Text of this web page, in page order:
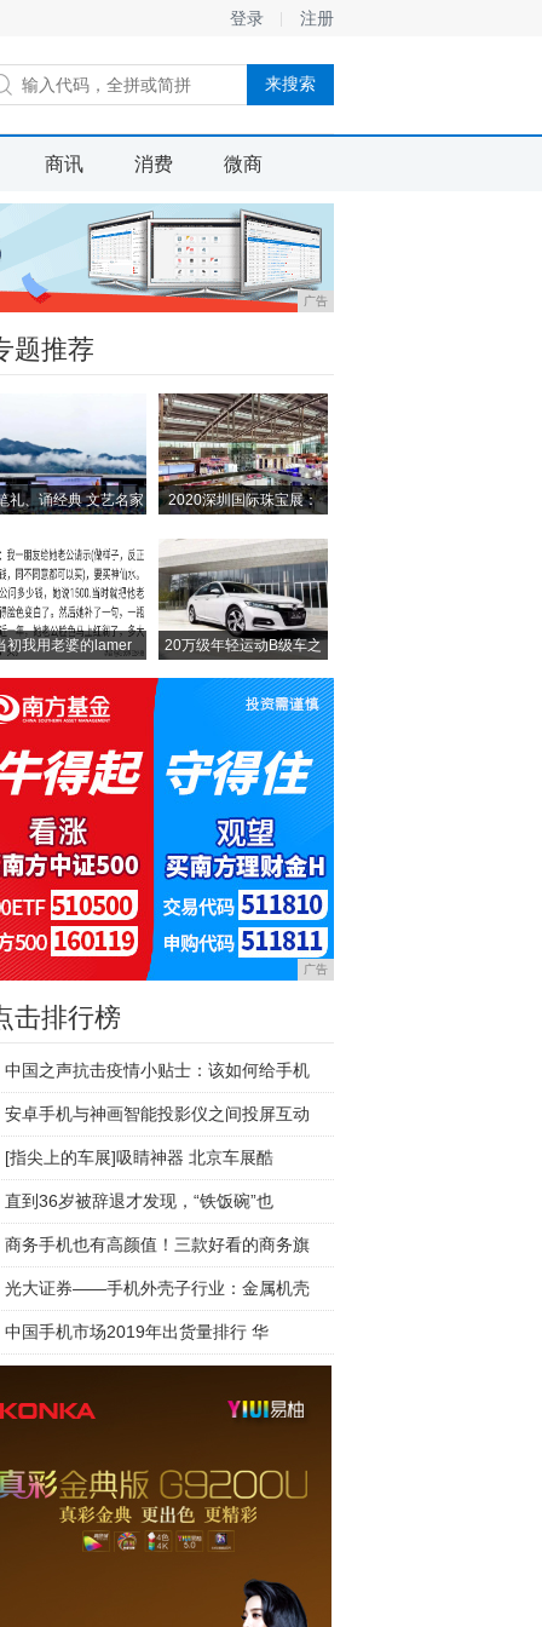
登录 注册
商讯 消费 微商
广告
题推荐
礼、诵经典 文艺名家 2020深圳国际珠宝展：
初我用老婆的lamer 20万级年轻运动B级车之
广告
击排行榜
中国之声抗击疫情小贴士：该如何给手机
安卓手机与神画智能投影仪之间投屏互动
[指尖上的车展]吸睛神器 北京车展酷
直到36岁被辞退才发现，“铁饭碗”也
商务手机也有高颜值！三款好看的商务旗
光大证券——手机外壳子行业：金属机壳
中国手机市场2019年出货量排行 华